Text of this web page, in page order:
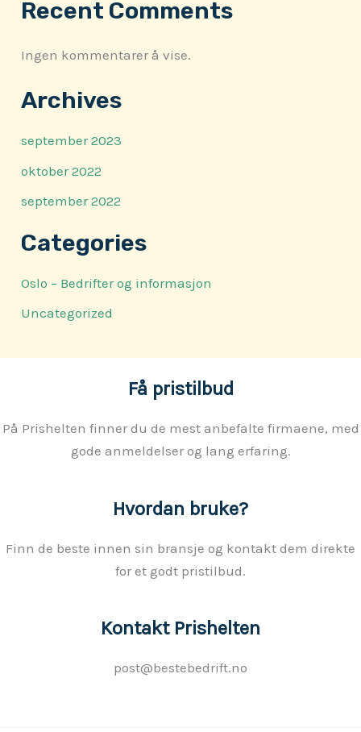
Recent Comments
Ingen kommentarer å vise.
Archives
september 2023
oktober 2022
september 2022
Categories
Oslo – Bedrifter og informasjon
Uncategorized
Få pristilbud
På Prishelten finner du de mest anbefalte firmaene, med
gode anmeldelser og lang erfaring.
Hvordan bruke?
Finn de beste innen sin bransje og kontakt dem direkte
for et godt pristilbud.
Kontakt Prishelten
post@bestebedrift.no